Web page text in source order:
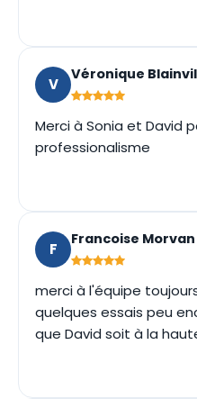
V
Véronique
Merci à Sonia et David
professionalisme
F
Francoise Morvan
merci à l'équipe
quelques essais peu
que David soit à la